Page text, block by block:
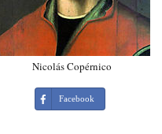
Nicolás Copérnico
Facebook